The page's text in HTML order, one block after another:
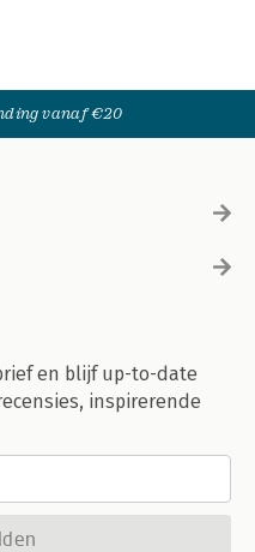
vanaf €20
en blijf up-to-date
inspirerende